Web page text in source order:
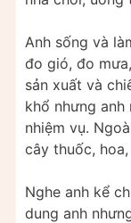
Anh sống và
đo gió, đo
sản xuất và
khổ nhưng
nhiệm vụ.
cây thuốc,
Nghe anh kể
dung anh